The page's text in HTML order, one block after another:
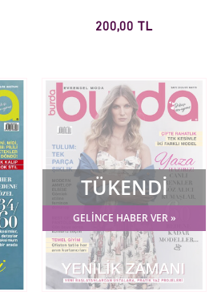
200,00 TL
TÜKENDİ
GELİNCE HABER VER »